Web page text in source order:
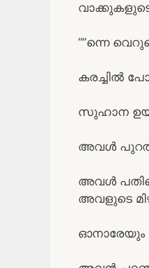
“”ന്നെ
കരച്ചിൽ
സുഹാന
അവൾ
അവൾ
അവളുടെ
ഓനാരേയും